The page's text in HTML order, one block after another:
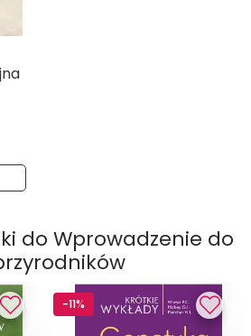
do Wprowadzenie do
-11%